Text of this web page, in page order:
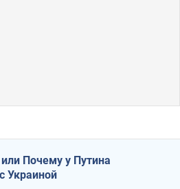
Почему у Путина
Украиной